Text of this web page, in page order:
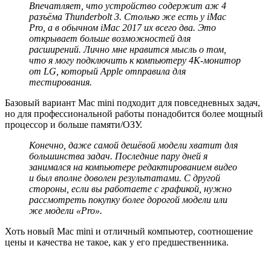
Впечатляет, что устройство содержит аж 4
разъёма Thunderbolt3. Столько же есть у iMac
Pro , а в обычном iMac 2017 их всего два. Это
открывает больше возможностей для
расширений. Лично мне нравится мысль о том,
что я могу подключить к компьютеру 4K-монитор
от LG , который Apple отправила для
тестирования.
Базовый вариант Mac mini подходит для повседневных задач,
но для профессиональной работы понадобится более мощный
процессор и больше памяти/ОЗУ.
Конечно, даже самой дешёвой модели хватит для
большинства задач. Последние пару дней я
занимался на компьютере редактированием видео
и был вполне доволен результатами. С другой
стороны, если вы работаете с графикой, нужно
рассмотреть покупку более дорогой модели или
же модели «Pro».
Хоть новый Mac mini и отличный компьютер, соотношение
цены и качества не такое, как у его предшественника.